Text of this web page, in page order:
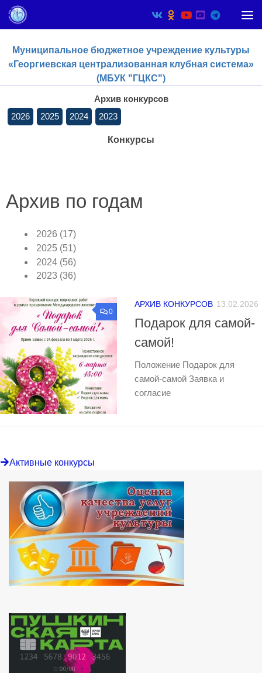
Skip to content
Муниципальное бюджетное учреждение культуры
«Георгиевская централизованная клубная система»
(МБУК "ГЦКС")
Архив конкурсов
2026
2025 2024 2023
Конкурсы
Архив по годам
2026 (17)
2025 (51)
2024 (56)
2023 (36)
0
АРХИВ КОНКУРСОВ 13.02.2026
Подарок для самой-
самой!
Положение Подарок для
самой-самой Заявка и
согласие
Активные конкурсы